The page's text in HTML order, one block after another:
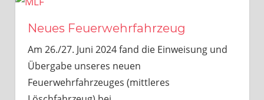
Neues Feuerwehrfahrzeug
Am 26./27. Juni 2024 fand die Einweisung und
Übergabe unseres neuen
Feuerwehrfahrzeuges (mittleres